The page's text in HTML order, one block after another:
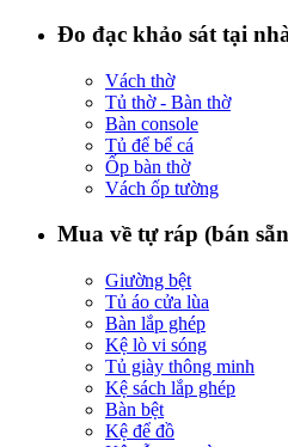
Đo đạc khảo sát tại
Vách thờ
Tủ thờ - Bàn thờ
Bàn console
Tủ để bể cá
Ốp bàn thờ
Vách ốp tường
Mua về tự ráp (bán
Giường bệt
Tủ áo cửa lùa
Bàn lắp ghép
Kệ lò vi sóng
Tủ giày thông minh
Kệ sách lắp ghép
Bàn bệt
Kệ để đồ